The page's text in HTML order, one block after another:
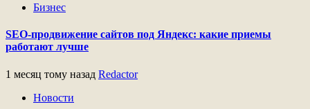
Бизнес
SEO-продвижение сайтов под Яндекс: какие приемы
работают лучше
1 месяц тому назад Redactor
Новости